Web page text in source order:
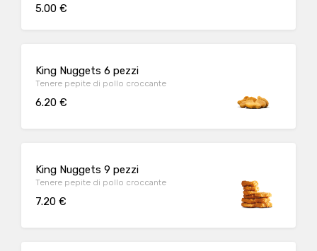
5.00 €
King Nuggets 6 pezzi
Tenere pepite di pollo croccante
6.20 €
King Nuggets 9 pezzi
Tenere pepite di pollo croccante
7.20 €